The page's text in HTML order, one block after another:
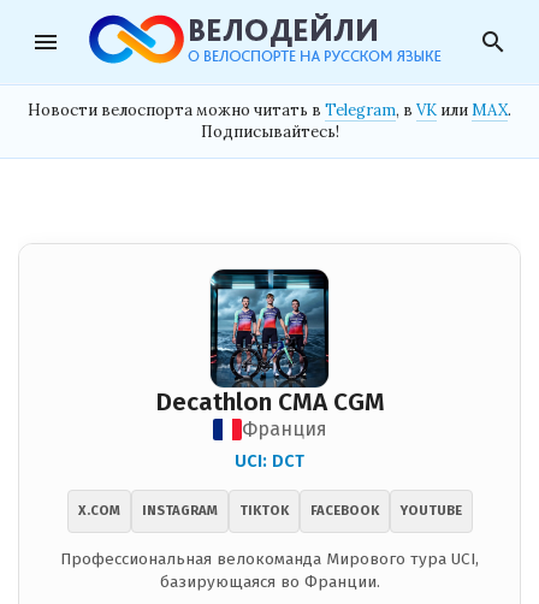
menu search
Новости велоспорта можно читать в Telegram, в VK илиMAX.
Подписывайтесь!
Decathlon CMA CGM
Франция
UCI: DCT
X.COM INSTAGRAM TIKTOK FACEBOOK YOUTUBE
Профессиональная велокоманда Мирового тура UCI,
базирующаяся во Франции.